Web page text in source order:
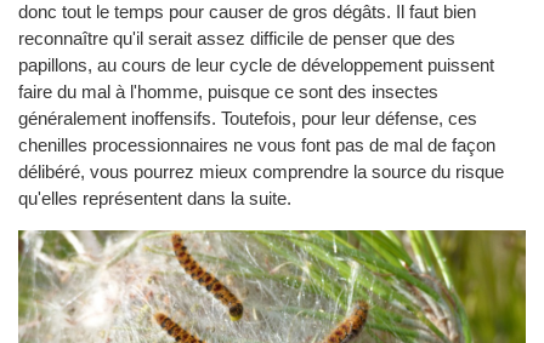
donc tout le temps pour causer de gros dégâts. Il faut bien
reconnaître qu'il serait assez difficile de penser que des
papillons, au cours de leur cycle de développement puissent
faire du mal à l'homme, puisque ce sont des insectes
généralement inoffensifs. Toutefois, pour leur défense, ces
chenilles processionnaires ne vous font pas de mal de façon
délibéré, vous pourrez mieux comprendre la source du risque
qu'elles représentent dans la suite.